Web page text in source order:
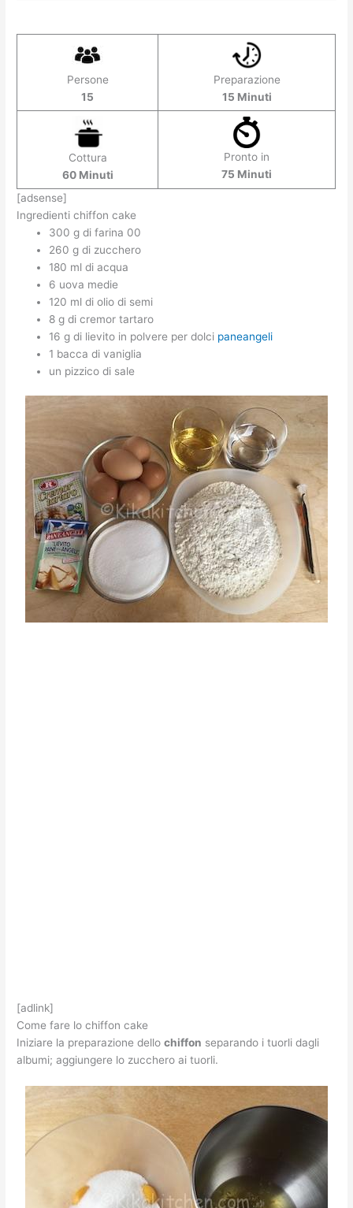
Persone
15
Preparazione
15 Minuti
Cottura
60 Minuti
Pronto in
75 Minuti
[adsense]
Ingredienti chiffon cake
300 g di farina 00
260 g di zucchero
180 ml di acqua
6 uova medie
120 ml di olio di semi
8 g di cremor tartaro
16 g di lievito in polvere per dolci paneangeli
1 bacca di vaniglia
un pizzico di sale
[adlink]
Come fare lo chiffon cake
Iniziare la preparazione dellochiffon separando i tuorli dagli
albumi; aggiungere lo zucchero ai tuorli.